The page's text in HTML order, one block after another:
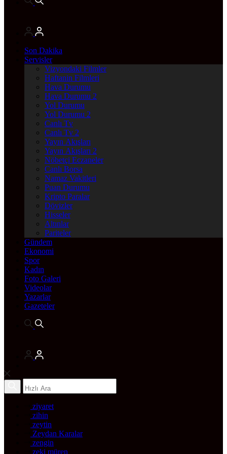
Son Dakika
Servisler
Vizyondaki Filmler
Haftanin Filmleri
Hava Durumu
Hava Durumu 2
Yol Durumu
Yol Durumu 2
Canlı Tv
Canlı Tv 2
Yayın Akışları
Yayın Akışları 2
Nöbetçi Eczaneler
Canlı Borsa
Namaz Vakitleri
Puan Durumu
Kripto Paralar
Dövizler
Hisseler
Altınlar
Pariteler
Gündem
Ekonomi
Spor
Kadın
Foto Galeri
Videolar
Yazarlar
Gazeteler
ziyaret
zihin
zeytin
Zeydan Karalar
zengin
zeki müren